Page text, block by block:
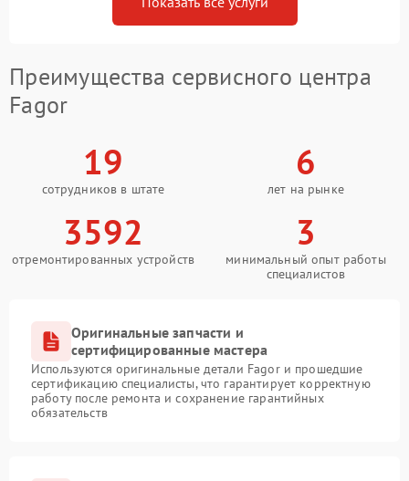
Преимущества сервисного центра
Fagor
19
сотрудников в штате
6
лет на рынке
3592
отремонтированных устройств
3
минимальный опыт работы
специалистов
Оригинальные запчасти и
сертифицированные мастера
Используются оригинальные детали Fagor и прошедшие
сертификацию специалисты, что гарантирует корректную
работу после ремонта и сохранение гарантийных
обязательств